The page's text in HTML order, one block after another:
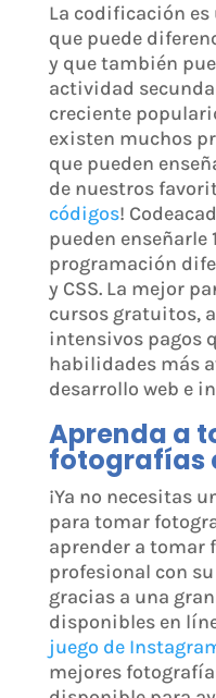
La codificación
que puede
y que también
actividad
creciente
existen muchos
que pueden
de nuestros
códigos!
pueden enseñarle
programación
y CSS. La mejor
cursos gratuitos,
intensivos pagos
habilidades más
desarrollo web e
Aprenda a
fotografías
¡Ya no necesitas
para tomar
aprender a tomar
profesional con
gracias a una
disponibles en
juego de
mejores